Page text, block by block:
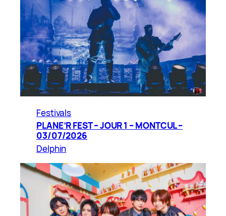
Festivals
PLANE’R FEST – JOUR 1 – MONTCUL –
03/07/2026
Delphin